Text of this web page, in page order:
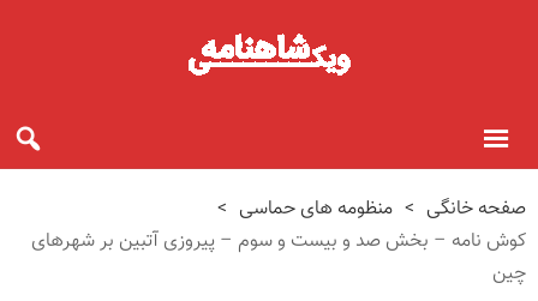
صفحه خانگی > منظومه های حماسی >
کوش نامه – بخش صد و بیست و سوم – پیروزی آتبین بر شهرهای
چین